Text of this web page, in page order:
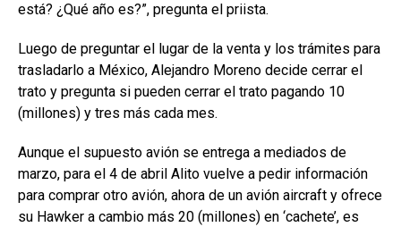
está? ¿Qué año es?”, pregunta el priista.
Luego de preguntar el lugar de la venta y los trámites para
trasladarlo a México, Alejandro Moreno decide cerrar el
trato y pregunta si pueden cerrar el trato pagando 10
(millones) y tres más cada mes.
Aunque el supuesto avión se entrega a mediados de
marzo, para el 4 de abril Alito vuelve a pedir información
para comprar otro avión, ahora de un avión aircraft y ofrece
su Hawker a cambio más 20 (millones) en ‘cachete’, es